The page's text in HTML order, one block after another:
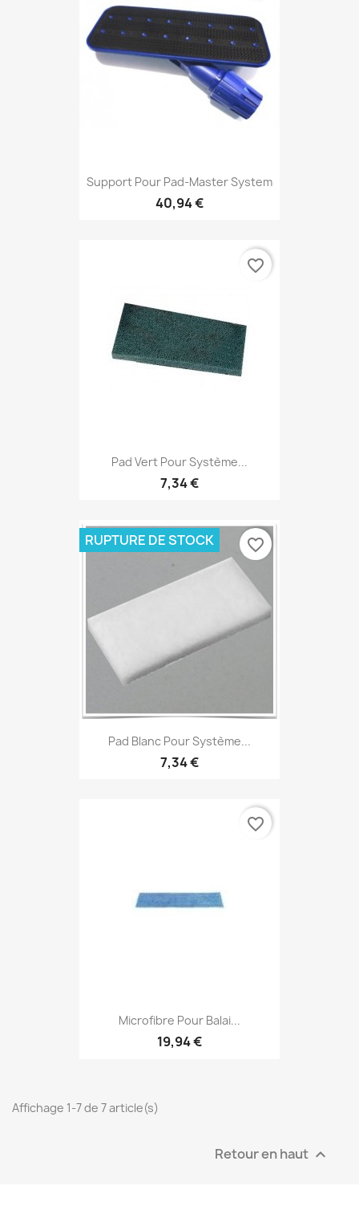
Support Pour Pad-Master System
40,94 €
Pad Vert Pour Système...
7,34 €
favorite_border
Pad Blanc Pour Système...
7,34 €
RUPTURE DE STOCK favorite_border
Microfibre Pour Balai...
19,94 €
favorite_border
Affichage 1-7 de 7 article(s)
Retour en haut 